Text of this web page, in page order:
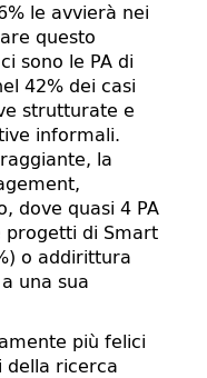
le avvierà nei
questo
sono le PA di
42% dei casi
strutturate e
informali.
la
dove quasi 4 PA
progetti di Smart
o addirittura
una sua
più felici
della ricerca